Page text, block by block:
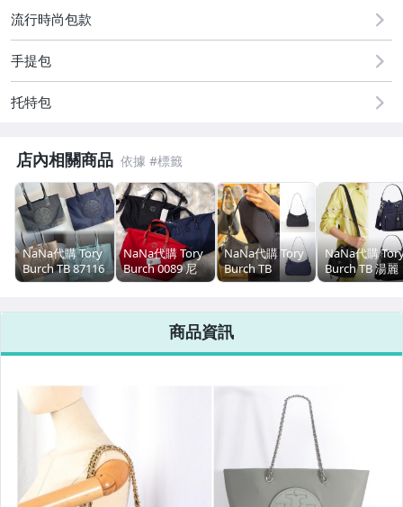
賣場特惠
Tory Burch 包
Tory Burch 鞋
Tory Burch 卡包
Tory Burch 皮夾
掛飾/鑰匙圈
Coach 女士手拿包
Coach 證件夾/卡包
Coach 帽子/圍巾
流行時尚包款
手提包
托特包
店內相關商品
NaNa代購 Tory
Burch TB 87116
尼龍托特包 防水
單肩手提包 附代
NaNa代購 Tory
Burch 0089 尼
龍防水手提包 單
超輕便 短途旅遊
必備 附購證
NaNa代購 Tory
Burch TB
177335 湯麗柏
女士手袋 半月包
腋下包 單肩手提
包 內置拉鏈隔層
NaNa代購
Burch TB 湯麗
柏琦新款尼龍
水桶包 寬背帶
商品資訊